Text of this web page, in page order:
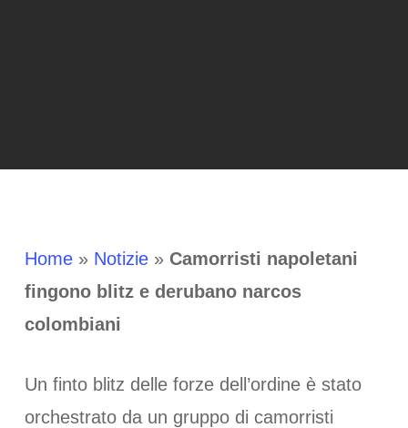
Home» Notizie» Camorristi napoletani
fingono blitz e derubano narcos
colombiani
Un finto blitz delle forze dell’ordine è stato
orchestrato da un gruppo di camorristi